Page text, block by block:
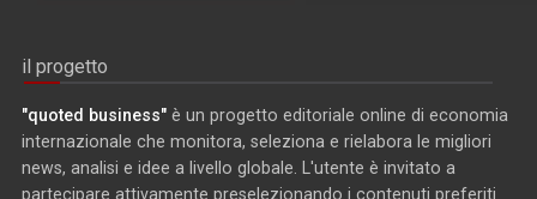
il progetto
"quoted business" è un progetto editoriale online di economia
internazionale che monitora, seleziona e rielabora le migliori
news, analisi e idee a livello globale. L'utente è invitato a
partecipare attivamente preselezionando i contenuti preferiti